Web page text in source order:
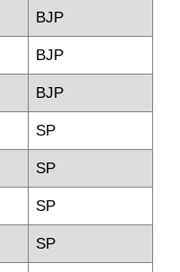
BJP
BJP
BJP
SP
SP
SP
SP